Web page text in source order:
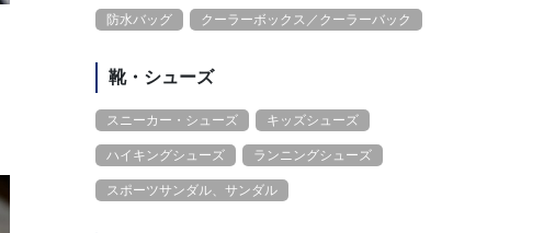
防水バッグ クーラーボックス／クーラーバック
靴・シューズ
スニーカー・シューズ キッズシューズ
ハイキングシューズ ランニングシューズ
スポーツサンダル、サンダル